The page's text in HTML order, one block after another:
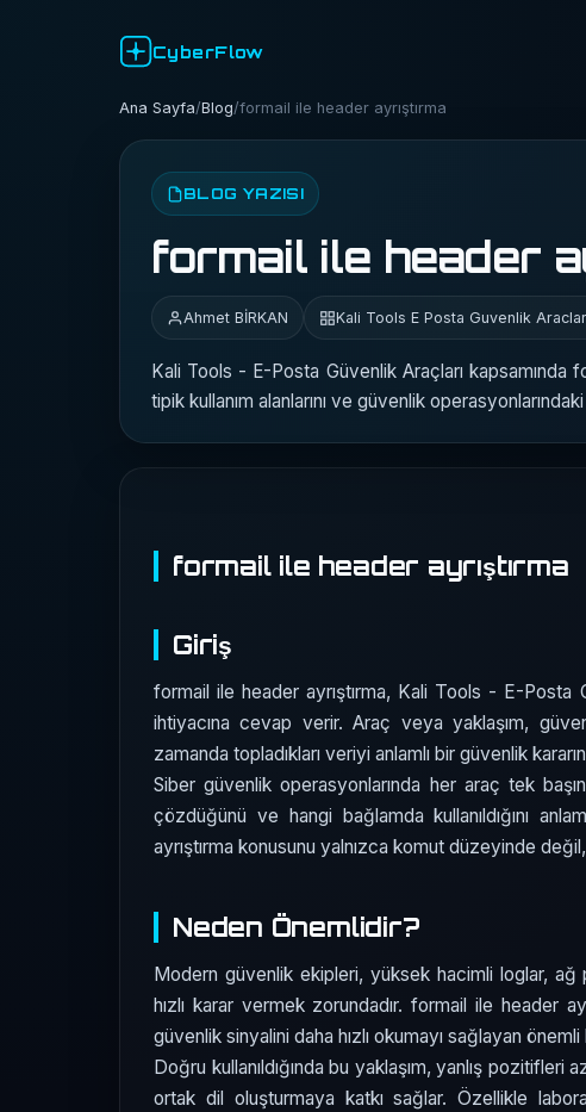
CyberFlow
Ana Sayfa/Blog/formail ile header ayrıştırma
BLOG YAZISI
formail ile header
Ahmet BİRKAN Kali Tools E Posta Guvenlik
Kali Tools - E-Posta Güvenlik Araçları kapsamında
tipik kullanım alanlarını ve güvenlik
formail ile header ayrıştırma
Giriş
formail ile header ayrıştırma, Kali Tools - E-Posta
ihtiyacına cevap verir. Araç veya yaklaşım,
zamanda topladıkları veriyi anlamlı bir güvenlik
Siber güvenlik operasyonlarında her araç tek
çözdüğünü ve hangi bağlamda kullanıldığını
ayrıştırma konusunu yalnızca komut düzeyinde
Neden Önemlidir?
Modern güvenlik ekipleri, yüksek hacimli loglar, ağ
hızlı karar vermek zorundadır. formail ile header
güvenlik sinyalini daha hızlı okumayı sağlayan
Doğru kullanıldığında bu yaklaşım, yanlış
ortak dil oluşturmaya katkı sağlar. Özellikle